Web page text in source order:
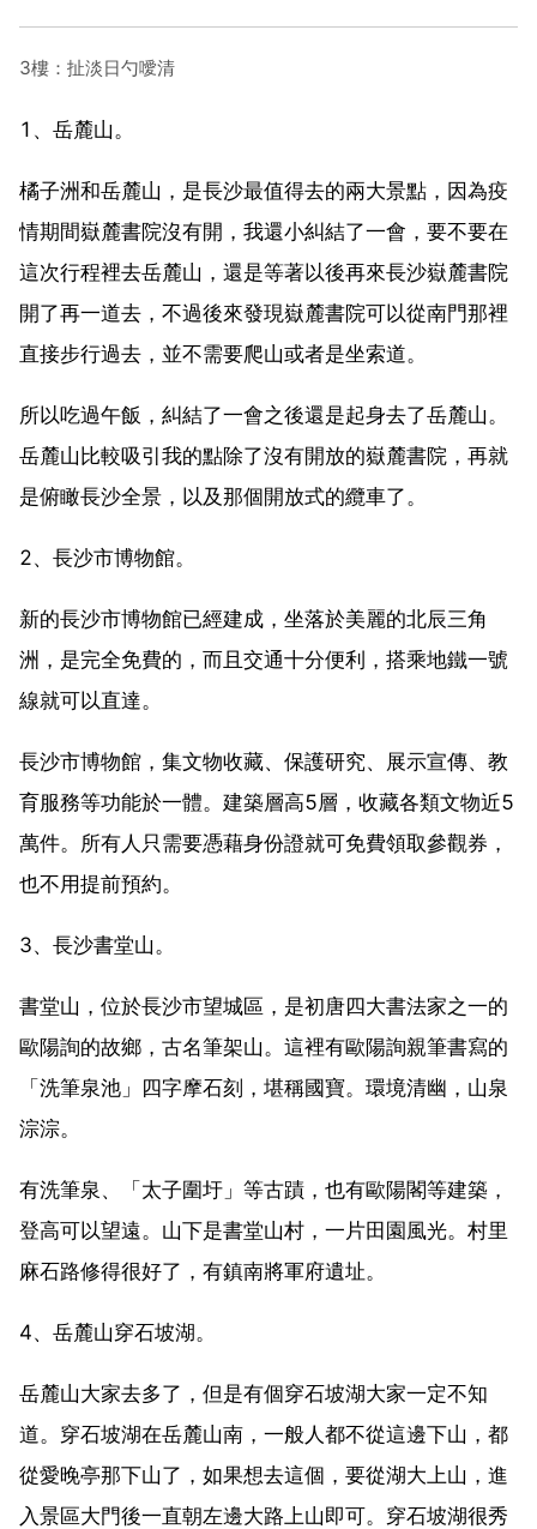
3樓：扯淡日勺噯清
1、岳麓山。
橘子洲和岳麓山，是長沙最值得去的兩大景點，因為疫
情期間嶽麓書院沒有開，我還小糾結了一會，要不要在
這次行程裡去岳麓山，還是等著以後再來長沙嶽麓書院
開了再一道去，不過後來發現嶽麓書院可以從南門那裡
直接步行過去，並不需要爬山或者是坐索道。
所以吃過午飯，糾結了一會之後還是起身去了岳麓山。
岳麓山比較吸引我的點除了沒有開放的嶽麓書院，再就
是俯瞰長沙全景，以及那個開放式的纜車了。
2、長沙市博物館。
新的長沙市博物館已經建成，坐落於美麗的北辰三角
洲，是完全免費的，而且交通十分便利，搭乘地鐵一號
線就可以直達。
長沙市博物館，集文物收藏、保護研究、展示宣傳、教
育服務等功能於一體。建築層高5層，收藏各類文物近5
萬件。所有人只需要憑藉身份證就可免費領取參觀券，
也不用提前預約。
3、長沙書堂山。
書堂山，位於長沙市望城區，是初唐四大書法家之一的
歐陽詢的故鄉，古名筆架山。這裡有歐陽詢親筆書寫的
「洗筆泉池」四字摩石刻，堪稱國寶。環境清幽，山泉
淙淙。
有洗筆泉、「太子圍圩」等古蹟，也有歐陽閣等建築，
登高可以望遠。山下是書堂山村，一片田園風光。村里
麻石路修得很好了，有鎮南將軍府遺址。
4、岳麓山穿石坡湖。
岳麓山大家去多了，但是有個穿石坡湖大家一定不知
道。穿石坡湖在岳麓山南，一般人都不從這邊下山，都
從愛晚亭那下山了，如果想去這個，要從湖大上山，進
入景區大門後一直朝左邊大路上山即可。穿石坡湖很秀